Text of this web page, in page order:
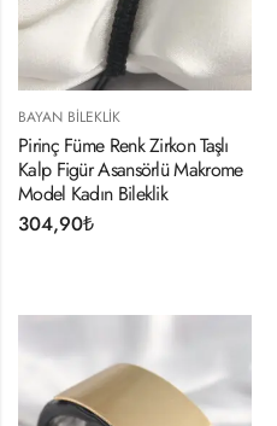
BAYAN BILEKLIK
Pirinç Füme Renk Zirkon Taşlı
Kalp Figür Asansörlü Makrome
Model Kadın Bileklik
304,90₺